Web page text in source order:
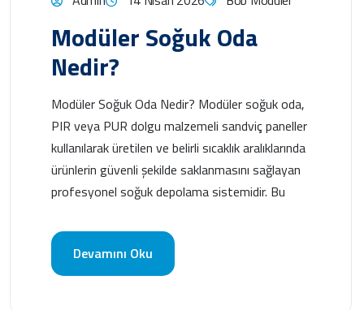
Modüler Soğuk Oda
Nedir?
Modüler Soğuk Oda Nedir? Modüler soğuk oda,
PIR veya PUR dolgu malzemeli sandviç paneller
kullanılarak üretilen ve belirli sıcaklık aralıklarında
ürünlerin güvenli şekilde saklanmasını sağlayan
profesyonel soğuk depolama sistemidir. Bu
Devamını Oku